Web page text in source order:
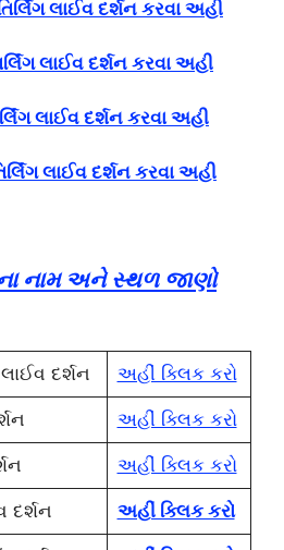
લાઈવ દર્શન કરવા અહી
લાઈવ દર્શન કરવા અહી
લાઈવ દર્શન કરવા અહી
લાઈવ દર્શન કરવા અહી
ના નામ અને સ્થળ જાણો
દર્શન અહીં ક્લિક કરો
અહીં ક્લિક કરો
અહીં ક્લિક કરો
દર્શન અહીં ક્લિક કરો